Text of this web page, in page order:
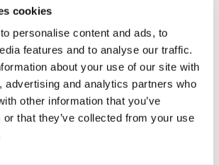
cookies
personalise content and ads, to
features and to analyse our traffic.
about your use of our site with
advertising and analytics partners who
other information that you’ve
or that they’ve collected from your use
blik naar hoe de behoeften binnen uw
met wat uw zieke medewerkers nog wel
mogelijkheid om mensen met een afstand
te begeleiden naar werk binnen uw
op de juiste functie zitten
de